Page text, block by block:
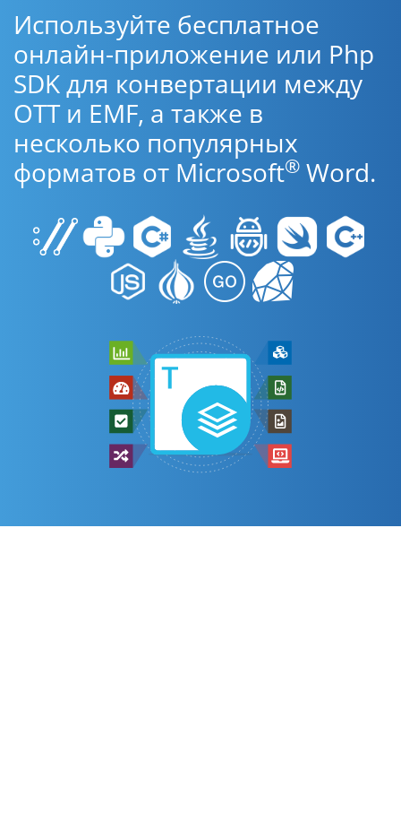
Используйте бесплатное
онлайн-приложение или Php
SDK для конвертации между
OTT и EMF, а также в
несколько популярных
форматов от Microsoft® Word.